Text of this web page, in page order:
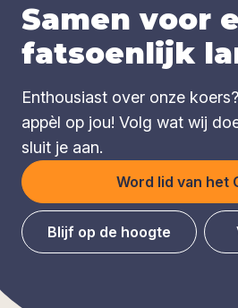
Samen voor
fatsoenlijk
Enthousiast over onze
appèl op jou! Volg wat wij
sluit je aan.
Word lid van het
Blijf op de hoogte